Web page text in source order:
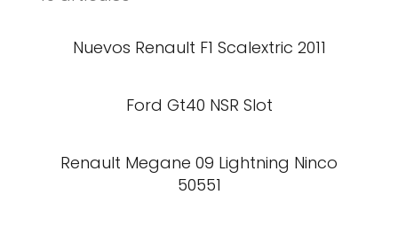
Nuevos Renault F1 Scalextric 2011
Ford Gt40 NSR Slot
Renault Megane 09 Lightning Ninco
50551